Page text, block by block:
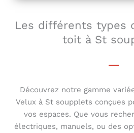
Les différents types
toit à St
Découvrez notre gamme
Velux à St soupplets conçues
vos espaces. Que vous
électriques, manuels, ou des